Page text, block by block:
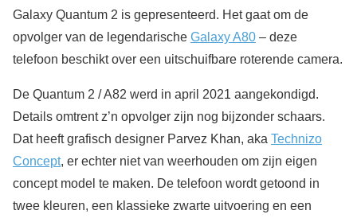
Galaxy Quantum 2 is gepresenteerd. Het gaat om de
opvolger van de legendarische Galaxy A80 – deze
telefoon beschikt over een uitschuifbare roterende camera.
De Quantum 2 / A82 werd in april 2021 aangekondigd.
Details omtrent z’n opvolger zijn nog bijzonder schaars.
Dat heeft grafisch designer Parvez Khan, aka Technizo
Concept, er echter niet van weerhouden om zijn eigen
concept model te maken. De telefoon wordt getoond in
twee kleuren, een klassieke zwarte uitvoering en een